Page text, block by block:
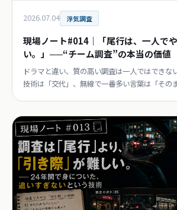
2026.07.04 浮気調査
現場ノート#014｜「尾行は、一人で
い。」──“チーム調査”の本当の価値
ドラマと違い、質の高い調査は一人ではできな
技術は「交代」、無線で一番多い言葉は「その